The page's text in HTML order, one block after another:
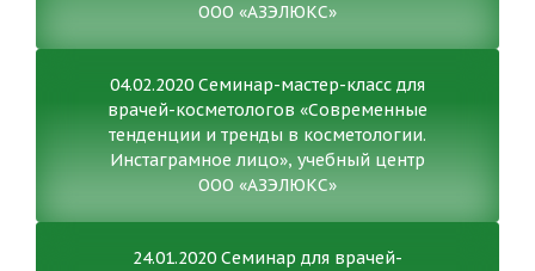
ООО «АЗЭЛЮКС»
04.02.2020 Семинар-мастер-класс для
врачей-косметологов «Современные
тенденции и тренды в косметологии.
Инстаграмное лицо», учебный центр
ООО «АЗЭЛЮКС»
24.01.2020 Семинар для врачей-